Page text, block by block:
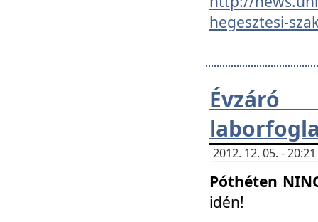
hegesztesi-
2012. 12. 05. -
Póthéten
idén!